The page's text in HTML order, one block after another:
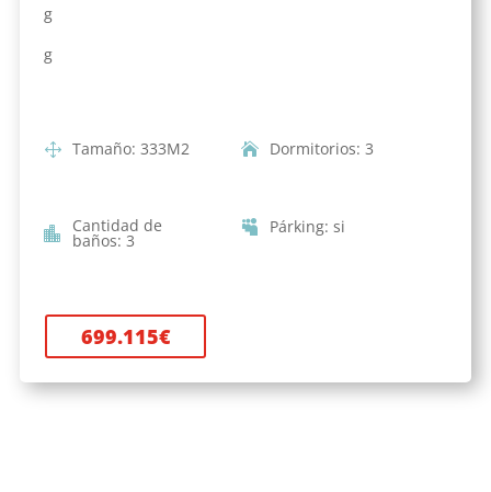
g
g
Tamaño: 333M2 Dormitorios: 3
Cantidad de
baños: 3
Párking: si
699.115€